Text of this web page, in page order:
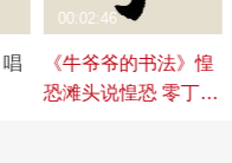
唱
《牛爷爷的书法》惶
恐滩头说惶恐 零丁洋
00:02:46